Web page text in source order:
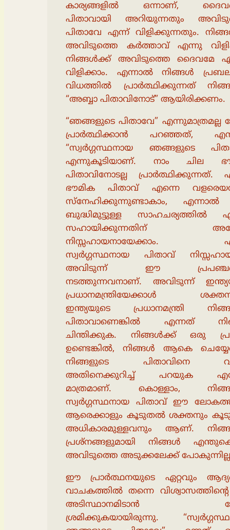
കാര്യങ്ങളിൽ ഒന്നാണ്,
പിതാവായി അറിയുന്നതും
പിതാവേ എന്ന് വിളിക്കുന്നതും.
അവിടുത്തെ കർത്താവ് എന്നു
നിങ്ങൾക്ക് അവിടുത്തെ ദൈവമേ
വിളിക്കാം. എന്നാൽ നിങ്ങൾ
വിധത്തിൽ പ്രാർത്ഥിക്കുന്നത്
“അബ്ബാ പിതാവിനോട്” ആയിരിക്കണം.
“ഞങ്ങളുടെ പിതാവേ”
പ്രാർത്ഥിക്കാൻ പറഞ്ഞത്,
“സ്വർഗ്ഗസ്ഥനായ ഞങ്ങളുടെ
എന്നുകൂടിയാണ്. നാം ചില
പിതാവിനോടല്ല പ്രാർത്ഥിക്കുന്നത്.
ഭൗമിക പിതാവ് എന്നെ
സ്നേഹിക്കുന്നുണ്ടാകാം,
ബുദ്ധിമുട്ടുള്ള സാഹചര്യത്തിൽ
സഹായിക്കുന്നതിന്
നിസ്സഹായനായേക്കാം.
സ്വർഗ്ഗസ്ഥനായ പിതാവ്
അവിടുന്ന് ഈ
നടത്തുന്നവനാണ്. അവിടുന്ന്
പ്രധാനമന്ത്രിയേക്കാൾ
ഇന്ത്യയുടെ പ്രധാനമന്ത്രി
പിതാവാണെങ്കിൽ എന്നത്
ചിന്തിക്കുക. നിങ്ങൾക്ക് ഒരു
ഉണ്ടെങ്കിൽ, നിങ്ങൾ ആകെ
നിങ്ങളുടെ പിതാവിനെ
അതിനെക്കുറിച്ച് പറയുക
മാത്രമാണ്. കൊള്ളാം,
സ്വർഗ്ഗസ്ഥനായ പിതാവ് ഈ
ആരെക്കാളും കൂടുതൽ ശക്തനും
അധികാരമുള്ളവനും ആണ്.
പ്രശ്നങ്ങളുമായി നിങ്ങൾ
അവിടുത്തെ അടുക്കലേക്ക്
ഈ പ്രാർത്ഥനയുടെ ഏറ്റവും
വാചകത്തിൽ തന്നെ
അടിസ്ഥാനമിടാൻ
ശ്രമിക്കുകയായിരുന്നു.